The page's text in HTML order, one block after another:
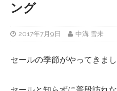
ング
2017年7月9日 中溝 雪未
セールの季節がやってきまし